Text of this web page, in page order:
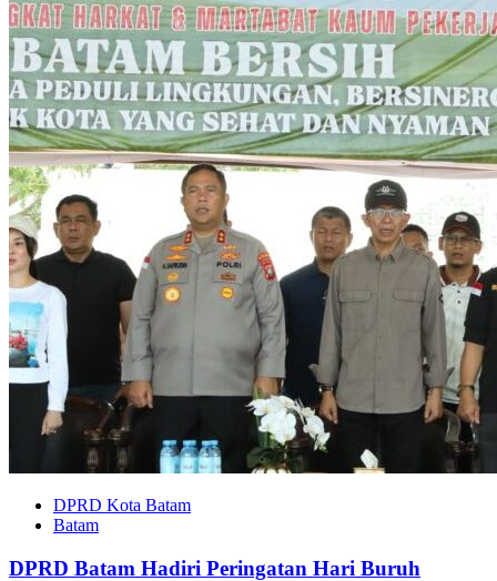
DPRD Kota Batam
Batam
DPRD Batam Hadiri Peringatan Hari Buruh